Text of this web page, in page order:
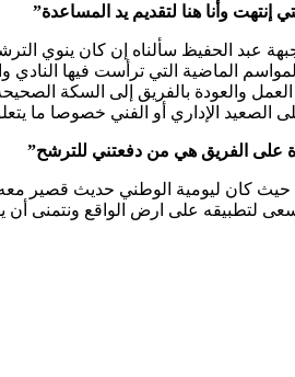
إنتهت وأنا هنا لتقديم يد المساعدة”
عبد الحفيظ سألناه إن كان ينوي
الماضية التي ترأست فيها
والعودة بالفريق إلى السكة
الصعيد الإداري أو الفني خصوصا ما
على الفريق هي من دفعتني للترشح”
حيث كان ليومية الوطني حديث قصير
على ارض الواقع ونتمنى أن